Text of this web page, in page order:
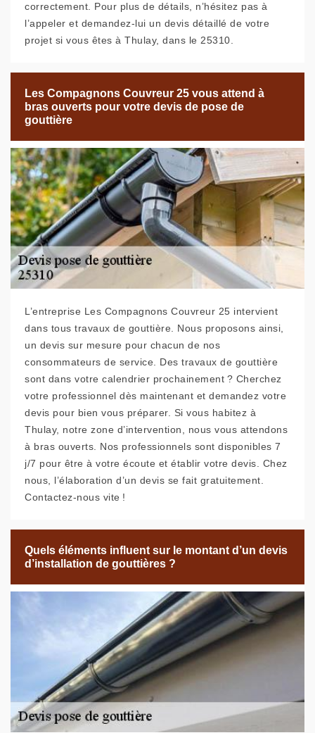
correctement. Pour plus de détails, n’hésitez pas à
l’appeler et demandez-lui un devis détaillé de votre
projet si vous êtes à Thulay, dans le 25310.
Les Compagnons Couvreur 25 vous attend à
bras ouverts pour votre devis de pose de
gouttière
L’entreprise Les Compagnons Couvreur 25 intervient
dans tous travaux de gouttière. Nous proposons ainsi,
un devis sur mesure pour chacun de nos
consommateurs de service. Des travaux de gouttière
sont dans votre calendrier prochainement ? Cherchez
votre professionnel dès maintenant et demandez votre
devis pour bien vous préparer. Si vous habitez à
Thulay, notre zone d’intervention, nous vous attendons
à bras ouverts. Nos professionnels sont disponibles 7
j/7 pour être à votre écoute et établir votre devis. Chez
nous, l’élaboration d’un devis se fait gratuitement.
Contactez-nous vite !
Quels éléments influent sur le montant d’un devis
d’installation de gouttières ?